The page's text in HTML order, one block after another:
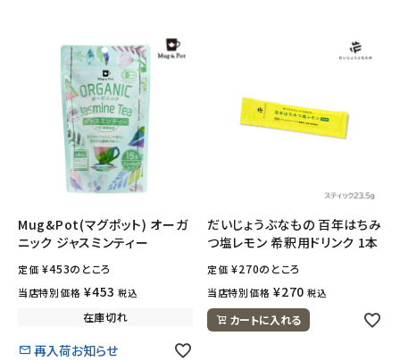
エコリュクス
エコメイト
ナチュラプラス
アルマウィン
アルモニベルツ
コラム・スタッフのおすすめ
Mug&Pot(マグポット) オーガ
ニック ジャスミンティー
定価 ¥453のところ
当店特別価格 ¥453 税込
在庫切れ
再入荷お知らせ
だいじょうぶなもの 百年はちみ
つ塩レモン 希釈用ドリンク 1本
定価 ¥270のところ
当店特別価格 ¥270 税込
カートに入れる